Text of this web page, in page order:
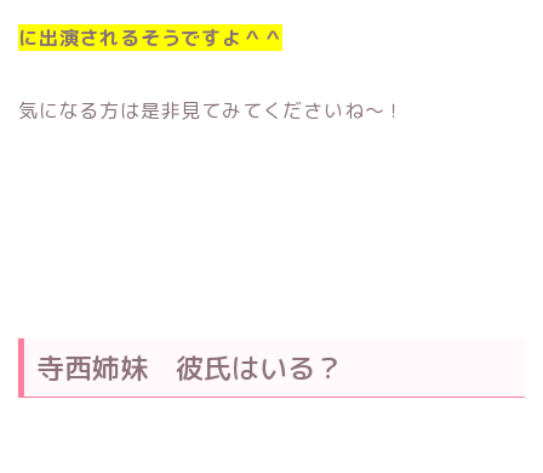
に出演されるそうですよ＾＾
気になる方は是非見てみてくださいね〜！
寺西姉妹 彼氏はいる？